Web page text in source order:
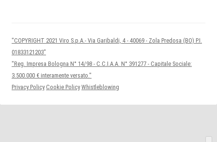
"COPYRIGHT 2021 Viro S.p.A.- Via Garibaldi, 4 - 40069 - Zola Predosa (BO) P.I.
01833121203"
"Reg. Impresa Bologna N° 14/98 - C.C.I.A.A. N° 391277 - Capitale Sociale:
3.500.000 € interamente versato."
Privacy Policy Cookie Policy Whistleblowing